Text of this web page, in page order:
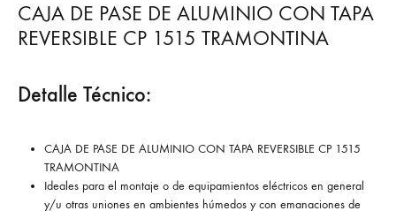
CAJA DE PASE DE ALUMINIO CON TAPA
REVERSIBLE CP 1515 TRAMONTINA
Detalle Técnico:
CAJA DE PASE DE ALUMINIO CON TAPA REVERSIBLE CP 1515
TRAMONTINA
Ideales para el montaje o de equipamientos eléctricos en general
y/u otras uniones en ambientes húmedos y con emanaciones de